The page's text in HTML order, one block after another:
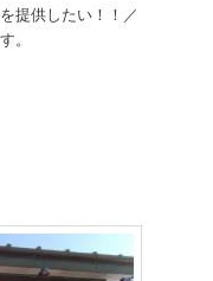
提供したい！！／
。